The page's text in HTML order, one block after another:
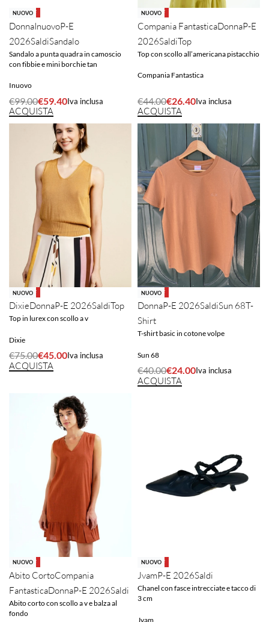
-40% OFF
NUOVO
DonnaInuovoP-E
2026SaldiSandalo
Sandalo a punta quadra in camoscio
con fibbie e mini borchie tan
Inuovo
€99.00€59.40Iva inclusa
ACQUISTA
-40% OFF
NUOVO
Compania FantasticaDonnaP-E
2026SaldiTop
Top con scollo all’americana pistacchio
Compania Fantastica
€44.00€26.40Iva inclusa
ACQUISTA
-40% OFF
NUOVO
DixieDonnaP-E 2026SaldiTop
Top in lurex con scollo a v
Dixie
€75.00€45.00Iva inclusa
ACQUISTA
-40% OFF
NUOVO
DonnaP-E 2026SaldiSun 68T-
Shirt
T-shirt basic in cotone volpe
Sun 68
€40.00€24.00Iva inclusa
ACQUISTA
-40% OFF
NUOVO
Abito CortoCompania
FantasticaDonnaP-E 2026Saldi
Abito corto con scollo a v e balza al
fondo
-40% OFF
NUOVO
JvamP-E 2026Saldi
Chanel con fasce intrecciate e tacco di
3 cm
Jvam